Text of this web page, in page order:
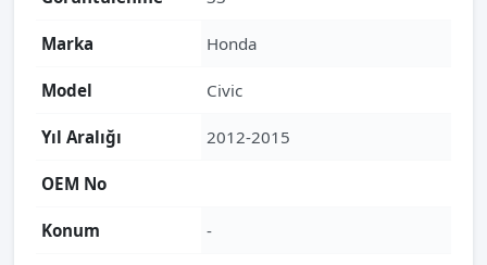
Marka Honda
Model Civic
Yıl Aralığı 2012-2015
OEM No
Konum -